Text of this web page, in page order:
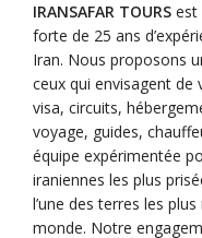
IRANSAFAR TOURS est
forte de 25 ans
Iran. Nous proposons
ceux qui envisagent de
visa, circuits,
voyage, guides,
équipe expérimentée
iraniennes les plus
l’une des terres les
monde. Notre